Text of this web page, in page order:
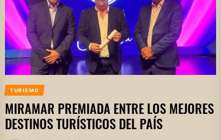
TURISMO
MIRAMAR PREMIADA ENTRE LOS MEJORES
DESTINOS TURÍSTICOS DEL PAÍS